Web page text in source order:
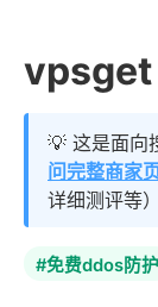
vpsget
💡 这是面向
问完整商家
详细测评等）
#免费ddos防护